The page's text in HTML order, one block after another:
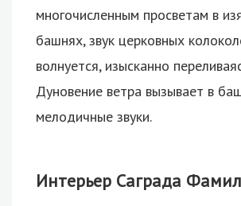
многочисленным просветам в
башнях, звук церковных
волнуется, изысканно
Дуновение ветра вызывает в
мелодичные звуки.
Интерьер Саграда